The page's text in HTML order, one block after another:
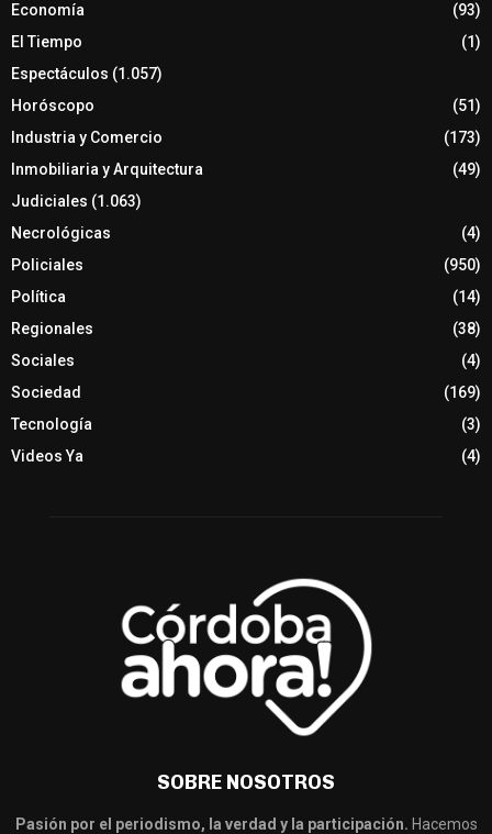
Economía
(93)
El Tiempo
(1)
Espectáculos (1.057)
Horóscopo
(51)
Industria y Comercio
(173)
Inmobiliaria y Arquitectura
(49)
Judiciales (1.063)
Necrológicas
(4)
Policiales
(950)
Política
(14)
Regionales
(38)
Sociales
(4)
Sociedad
(169)
Tecnología
(3)
Videos Ya
(4)
SOBRE NOSOTROS
Pasión por el periodismo, la verdad y la participación. Hacemos